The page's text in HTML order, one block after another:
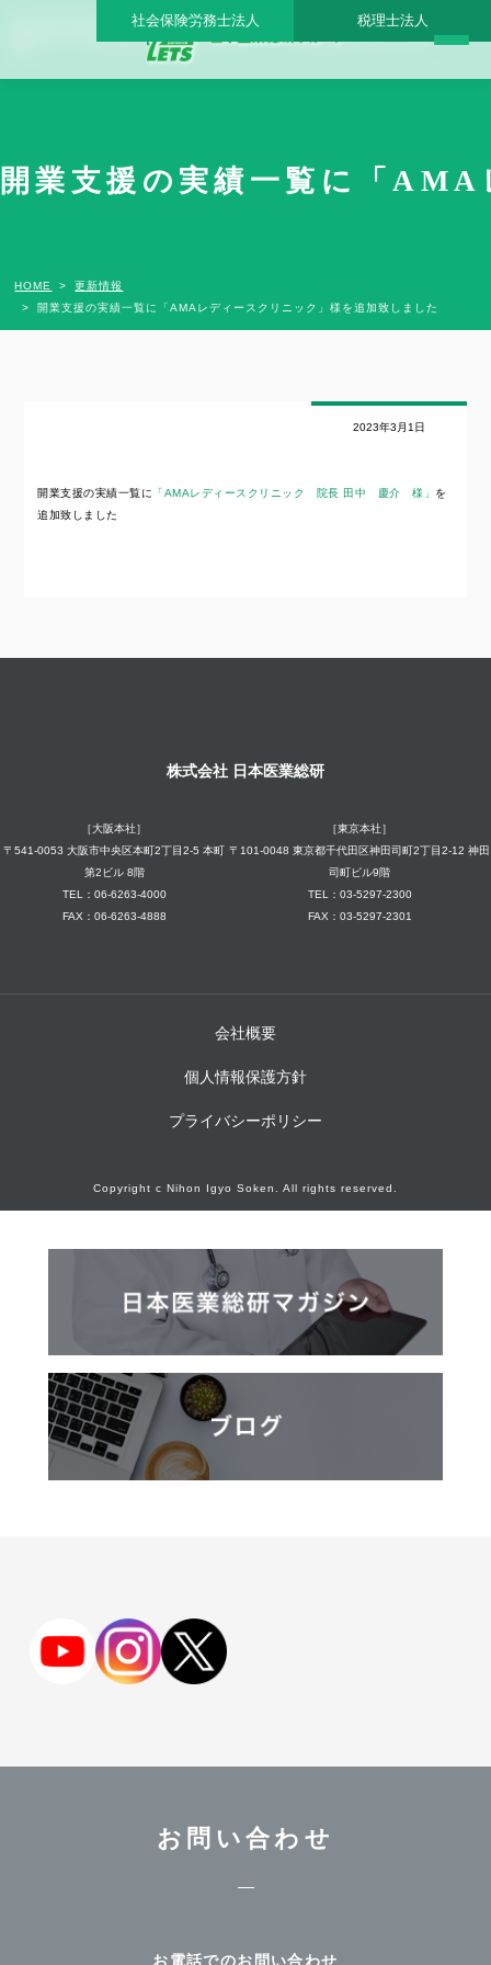
開業支援の実績一覧に「AMAレディースクリニック」様を追加致しました - 日本医業
社会保険労務士法人 税理士法人
開業支援の実績一覧に「
HOME
更新情報
開業支援の実績一覧に「AMAレディースクリニック」様を追加致しました
2023年3月1日
開業支援の実績一覧に 「AMAレディースクリニック 院長 田中 慶介 様」 を
追加致しました
株式会社 日本医業総研
［大阪本社］
〒541-0053 大阪市中央区本町2丁目2-5 本町
第2ビル 8階
TEL：06-6263-4000
FAX：06-6263-4888
［東京本社］
〒101-0048 東京都千代田区神田司町2丁目2-12 神田
司町ビル9階
TEL：03-5297-2300
FAX：03-5297-2301
会社概要
個人情報保護方針
プライバシーポリシー
Copyright c Nihon Igyo Soken. All rights reserved.
お問い合わせ
お電話でのお問い合わせ